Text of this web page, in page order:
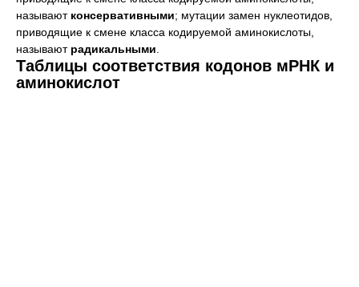
называют консервативными; мутации замен нуклеотидов,
приводящие к смене класса кодируемой аминокислоты,
называют радикальными
Таблицы соответствия кодонов мРНК и
аминокислот